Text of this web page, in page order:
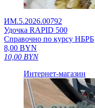
ИМ.5.2026.00792
Удочка RAPID 500
Справочно по курсу НБРБ
8,00 BYN
10,00 BYN
Интернет-магазин